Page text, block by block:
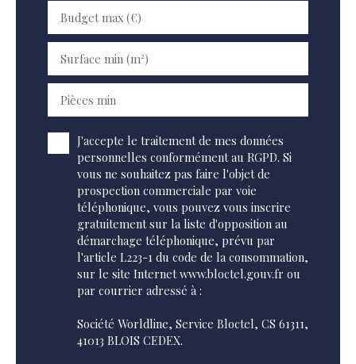
Budget max (€)
Surface min (m²)
Pièces min
J'accepte le traitement de mes données
personnelles conformément au RGPD. Si
vous ne souhaitez pas faire l'objet de
prospection commerciale par voie
téléphonique, vous pouvez vous inscrire
gratuitement sur la liste d'opposition au
démarchage téléphonique, prévu par
l'article L223-1 du code de la consommation,
sur le site Internet www.bloctel.gouv.fr ou
par courrier adressé à :
Société Worldline, Service Bloctel, CS 61311,
41013 BLOIS CEDEX.